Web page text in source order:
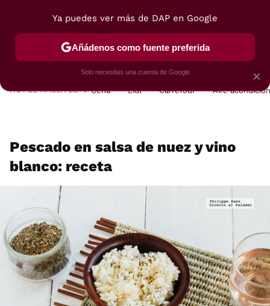
POSTRES VIAJES SELECCIÓN VEGUI
HOY SE HABLA DE Cena Lidl Carrefour Aire
Pescado en salsa de nuez y vino
blanco: receta
×
Ya puedes ver más de DAP en Google
Añádenos como fuente preferida
Solo necesitas una cuenta de Google